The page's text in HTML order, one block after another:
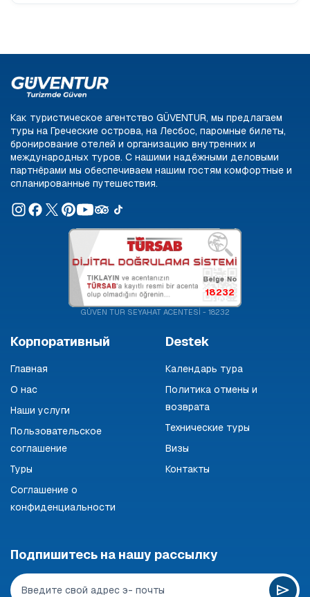
Как туристическое агентство GÜVENTUR, мы предлагаем
туры на Греческие острова, на Лесбос, паромные билеты,
бронирование отелей и организацию внутренних и
международных туров. С нашими надёжными деловыми
партнёрами мы обеспечиваем нашим гостям комфортные и
спланированные путешествия.
18232
GÜVEN TUR SEYAHAT ACENTESİ - 18232
Корпоративный
Главная
О нас
Наши услуги
Пользовательское
соглашение
Туры
Соглашение о
конфиденциальности
Destek
Календарь тура
Политика отмены и
возврата
Технические туры
Визы
Контакты
Подпишитесь на нашу рассылку